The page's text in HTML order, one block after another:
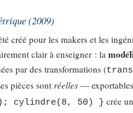
(2009)
créé pour les makers et les
clair à enseigner : la
par des transformations (
pièces sontréelles —
cylindre(8, 50) } crée